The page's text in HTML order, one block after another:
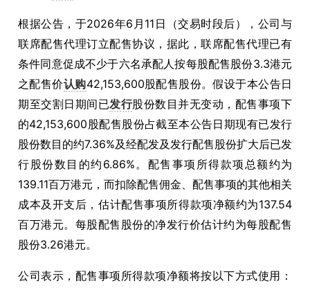
根据公告，于2026年6月11日（交易时段后），公司与
联席配售代理订立配售协议，据此，联席配售代理已有
条件同意促成不少于六名承配人按每股配售股份3.3港元
之配售价认购42,153,600股配售股份。假设于本公告日
期至交割日期间已发行股份数目并无变动，配售事项下
的42,153,600股配售股份占截至本公告日期现有已发行
股份数目的约7.36%及经配发及发行配售股份扩大后已发
行股份数目的约6.86%。配售事项所得款项总额约为
139.11百万港元，而扣除配售佣金、配售事项的其他相关
成本及开支后，估计配售事项所得款项净额约为137.54
百万港元。每股配售股份的净发行价估计约为每股配售
股份3.26港元。
公司表示，配售事项所得款项净额将按以下方式使用：